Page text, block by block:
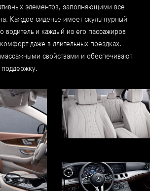
элементов, заполняющими все
Каждое сиденье имеет скульптурный
водитель и каждый из его пассажиров
даже в длительных поездках.
свойствами и обеспечивают